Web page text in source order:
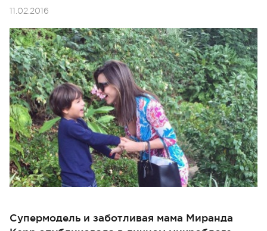
11.02.2016
Супермодель и заботливая мама Миранда